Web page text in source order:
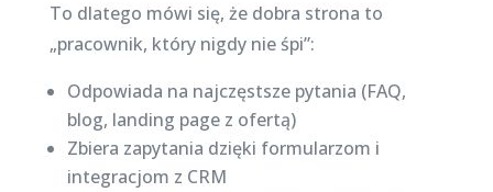
To dlatego mówi się, że dobra strona to
„pracownik, który nigdy nie śpi”:
Odpowiada na najczęstsze pytania (FAQ,
blog, landing page z ofertą)
Zbiera zapytania dzięki formularzom i
integracjom z CRM